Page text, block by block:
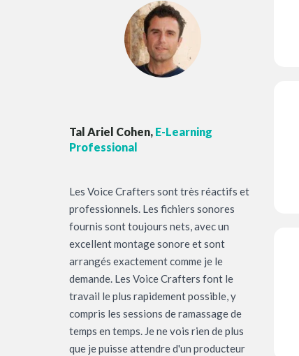
Tal Ariel Cohen, E-Learning
Professional
Les Voice Crafters sont très réactifs et
professionnels. Les fichiers sonores
fournis sont toujours nets, avec un
excellent montage sonore et sont
arrangés exactement comme je le
demande. Les Voice Crafters font le
travail le plus rapidement possible, y
compris les sessions de ramassage de
temps en temps. Je ne vois rien de plus
que je puisse attendre d'un producteur